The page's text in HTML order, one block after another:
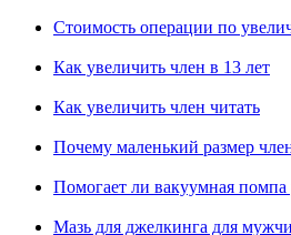
Стоимость операции по
Как увеличить член в 13 лет
Как увеличить член читать
Почему маленький размер
Помогает ли вакуумная помпа
Мазь для джелкинга для